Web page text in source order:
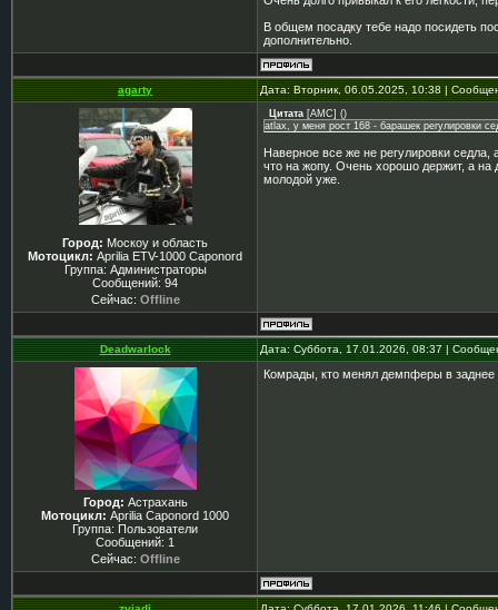
В общем посадку тебе надо посидеть
дополнительно.
agarty Дата: Вторник, 06.05.2025, 10:38 |
Город: Москоу и область
Мотоцикл: Aprilia ETV-1000 Caponord
Группа: Администраторы
Сообщений: 94
Сейчас: Offline
Цитата [AMC] ()
atlax, у меня рост 168 - барашек регулировки
Наверное все же не регулировки седла,
что на жопу. Очень хорошо держит, а на
молодой уже.
Deadwarlock Дата: Суббота, 17.01.2026, 08:37 |
Город: Астрахань
Мотоцикл: Aprilia Caponord 1000
Группа: Пользователи
Сообщений: 1
Сейчас: Offline
Комрады, кто менял демпферы в заднее